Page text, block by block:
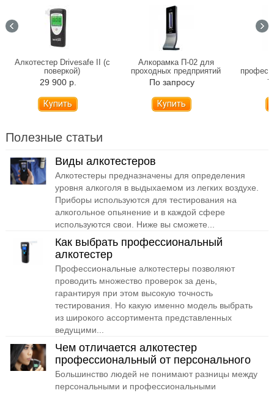
Алкотестер Drivesafe II (с
поверкой)
29 900 р.
Алкорамка П-02 для
проходных предприятий
По запросу
Купить
Полезные статьи
Виды алкотестеров
Алкотестеры предназначены для определения
уровня алкоголя в выдыхаемом из легких воздухе.
Приборы используются для тестирования на
алкогольное опьянение и в каждой сфере
используются свои. Ниже вы сможете...
Как выбрать профессиональный
алкотестер
Профессиональные алкотестеры позволяют
проводить множество проверок за день,
гарантируя при этом высокую точность
тестирования. Но какую именно модель выбрать
из широкого ассортимента представленных
ведущими...
Чем отличается алкотестер
профессиональный от персонального
Большинство людей не понимают разницы между
персональными и профессиональными